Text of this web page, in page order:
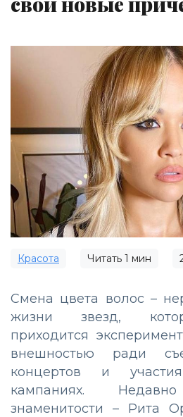
Красота Читать 1 мин
Смена цвета волос –
жизни звезд,
приходится
внешностью ради
концертов и
кампаниях.
знаменитости – Рита